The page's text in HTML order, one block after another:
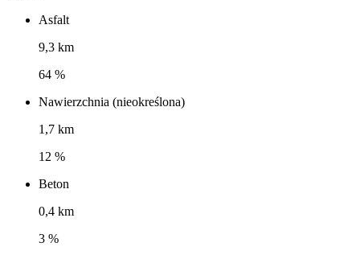
Asfalt
9,3 km
64 %
Nawierzchnia (nieokreślona)
1,7 km
12 %
Beton
0,4 km
3 %